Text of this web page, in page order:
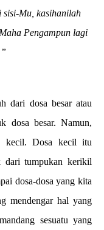
sisi-Mu, kasihanilah
Pengampun lagi
dari dosa besar atau
dosa besar. Namun,
kecil. Dosa kecil itu
dari tumpukan kerikil
dosa-dosa yang kita
mendengar hal yang
sesuatu yang